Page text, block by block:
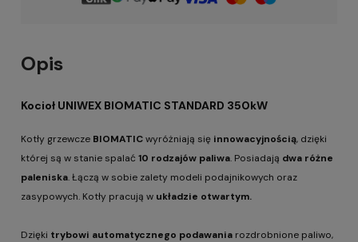
Opis
Kocioł UNIWEX BIOMATIC STANDARD 350kW
Kotły grzewcze BIOMATICwyróżniają się innowacyjnością, dzięki
której są w stanie spalać 10 rodzajów paliwa. Posiadają dwa różne
paleniska. Łączą w sobie zalety modeli podajnikowych oraz
zasypowych. Kotły pracują w układzie otwartym.
Dzięki trybowi automatycznego podawania rozdrobnione paliwo,